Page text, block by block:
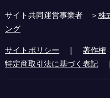
サイト共同運営事業者 ＞株
ング
サイトポリシー ｜ 著作権
特定商取引法に基づく表記